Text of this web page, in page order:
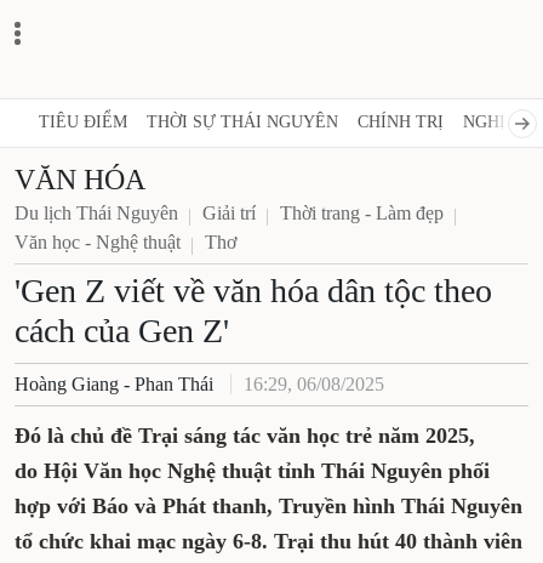
TIÊU ĐIỂM THỜI SỰ THÁI NGUYÊN CHÍNH TRỊ NGHỊ
VĂN HÓA
Du lịch Thái Nguyên Giải trí
Thời trang - Làm đẹp
Văn học - Nghệ thuật
Thơ
'Gen Z viết về văn hóa dân tộc theo
cách của Gen Z'
Hoàng Giang - Phan Thái 16:29, 06/08/2025
Đó là chủ đề Trại sáng tác văn học trẻ năm 2025,
do Hội Văn học Nghệ thuật tỉnh Thái Nguyên phối
hợp với Báo và Phát thanh, Truyền hình Thái Nguyên
tổ chức khai mạc ngày 6-8. Trại thu hút 40 thành viên